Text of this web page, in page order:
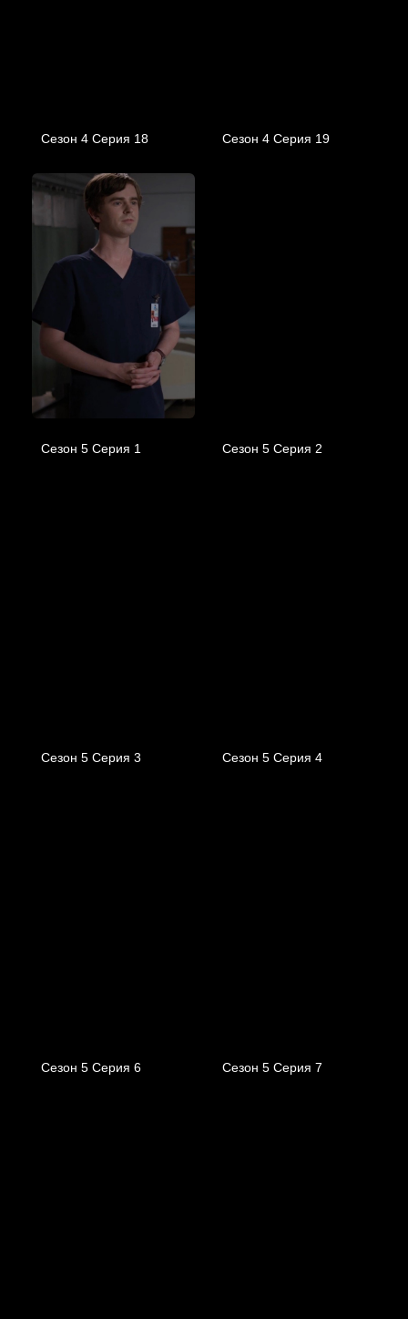
Сезон 4 Серия 18 Сезон 4 Серия 19
Сезон 5 Серия 1 Сезон 5 Серия 2
Сезон 5 Серия 3 Сезон 5 Серия 4
Сезон 5 Серия 6 Сезон 5 Серия 7